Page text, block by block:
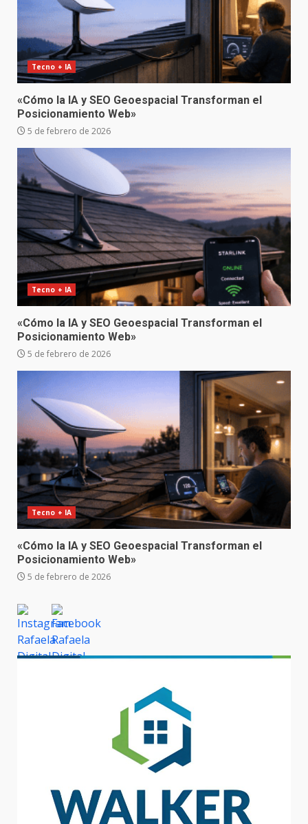
Tecno + IA
«Cómo la IA y SEO Geoespacial Transforman el
Posicionamiento Web»
5 de febrero de 2026
Tecno + IA
«Cómo la IA y SEO Geoespacial Transforman el
Posicionamiento Web»
5 de febrero de 2026
Tecno + IA
«Cómo la IA y SEO Geoespacial Transforman el
Posicionamiento Web»
5 de febrero de 2026